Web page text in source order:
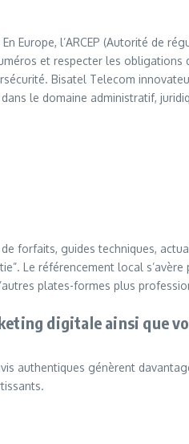
Europe, l’ARCEP (Autorité de
et respecter les
Bisatel Telecom
le domaine administratif,
forfaits, guides techniques,
Le référencement local
plates-formes plus
digitale ainsi que
authentiques génèrent